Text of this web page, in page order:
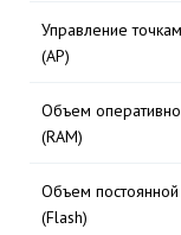
Управление
(AP)
Объем
(RAM)
Объем постоянной
(Flash)